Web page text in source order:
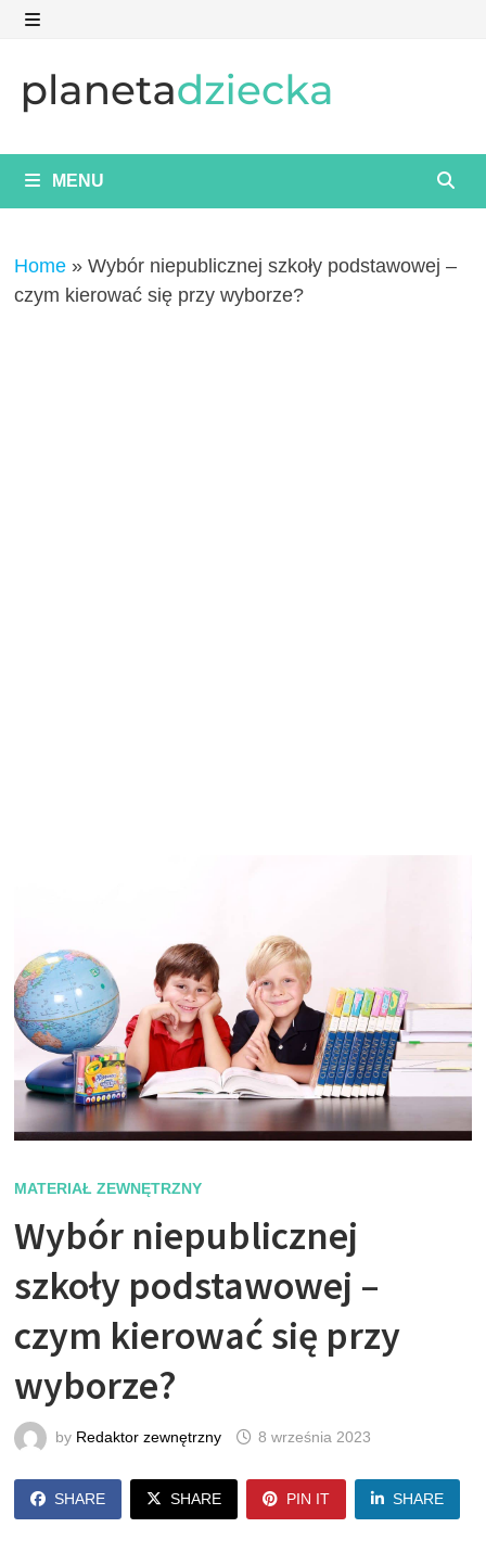
Skip
content
MENU
Home »Wybór niepublicznej szkoły podstawowej –
czym kierować się przy wyborze?
MATERIAŁ ZEWNĘTRZNY
Wybór niepublicznej
szkoły podstawowej –
czym kierować się przy
wyborze?
by Redaktor zewnętrzny 8 września 2023
SHARE SHARE PIN IT SHARE